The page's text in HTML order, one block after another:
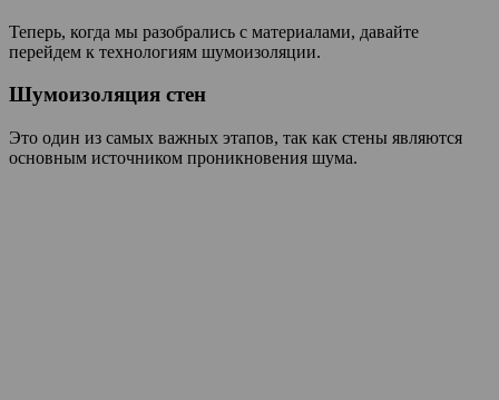
Теперь, когда мы разобрались с материалами, давайте
перейдем к технологиям шумоизоляции.
Шумоизоляция стен
Это один из самых важных этапов, так как стены являются
основным источником проникновения шума.